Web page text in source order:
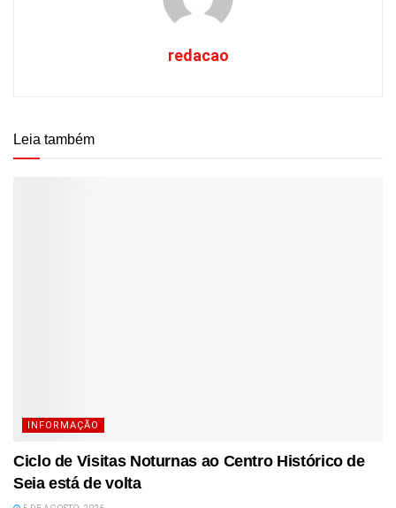
redacao
Leia também
INFORMAÇÃO
Ciclo de Visitas Noturnas ao Centro Histórico de
Seia está de volta